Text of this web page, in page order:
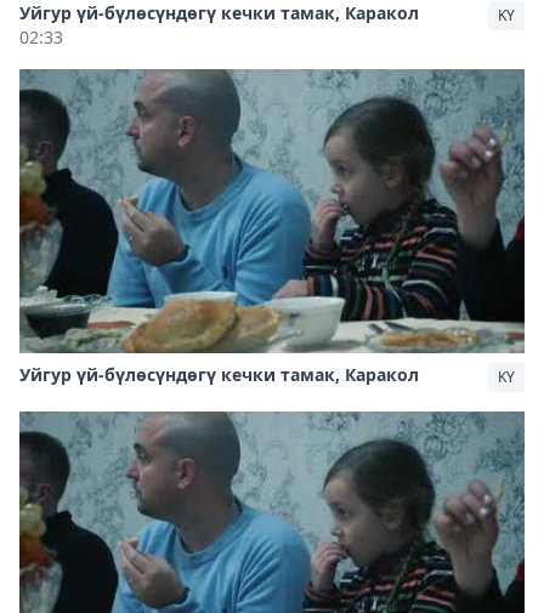
Уйгур үй-бүлөсүндөгү кечки тамак, Каракол
02:33
KY
Уйгур үй-бүлөсүндөгү кечки тамак, Каракол KY